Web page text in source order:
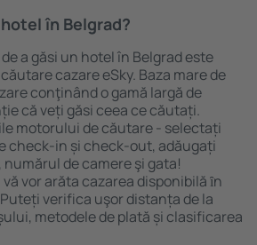
în Belgrad?
a găsi un hotel în Belgrad este
cazare eSky. Baza mare de
conţinând o gamă largă de
că veți găsi ceea ce căutați.
motorului de căutare - selectați
check-in și check-out, adăugați
de camere şi gata!
vor arăta cazarea disponibilă ȋn
verifica uşor distanța de la
metodele de plată și clasificarea